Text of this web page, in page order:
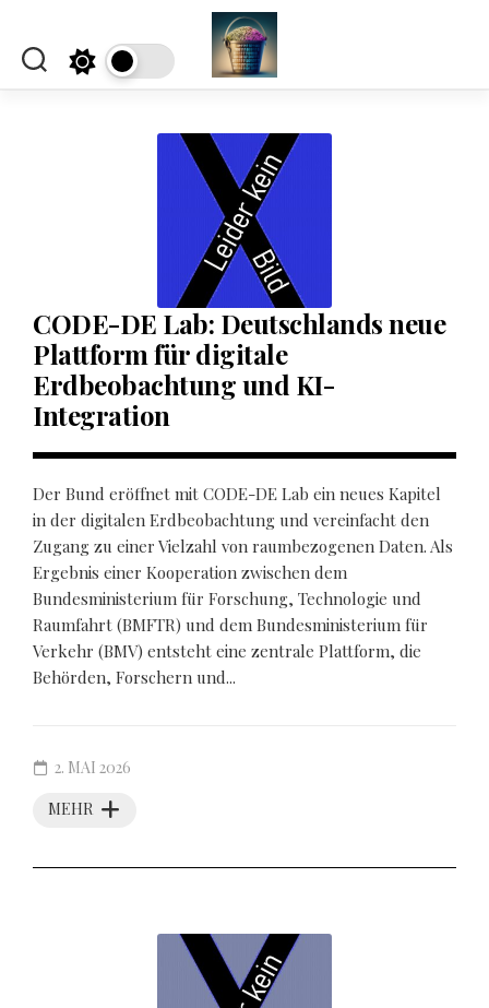
content
CODE-DE Lab: Deutschlands neue
Plattform für digitale
Erdbeobachtung und KI-
Integration
Der Bund eröffnet mit CODE-DE Lab ein neues Kapitel
in der digitalen Erdbeobachtung und vereinfacht den
Zugang zu einer Vielzahl von raumbezogenen Daten. Als
Ergebnis einer Kooperation zwischen dem
Bundesministerium für Forschung, Technologie und
Raumfahrt (BMFTR) und dem Bundesministerium für
Verkehr (BMV) entsteht eine zentrale Plattform, die
Behörden, Forschern und...
MEHR
2. MAI 2026